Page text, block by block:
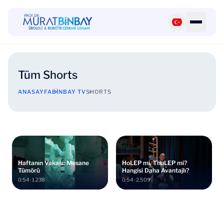
Tüm Shorts
ANASAYFABINBAY TVSHORTS
Haftanın Vakası: Mesane
Tümörü
0:54 · 1.238
HoLEP mi, ThuLEP mi?
Hangisi Daha Avantajlı?
0:54 · 2.509